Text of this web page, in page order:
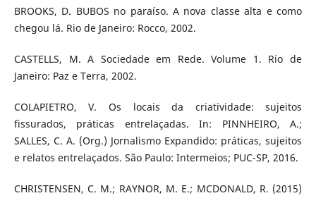
BROOKS, D. BUBOS no paraíso. A nova classe alta e como
chegou lá. Rio de Janeiro: Rocco, 2002.
CASTELLS, M. A Sociedade em Rede. Volume 1. Rio de
Janeiro: Paz e Terra, 2002.
COLAPIETRO, V. Os locais da criatividade: sujeitos
fissurados, práticas entrelaçadas. In: PINNHEIRO, A.;
SALLES, C. A. (Org.) Jornalismo Expandido: práticas, sujeitos
e relatos entrelaçados. São Paulo: Intermeios; PUC-SP, 2016.
CHRISTENSEN, C. M.; RAYNOR, M. E.; MCDONALD, R. (2015)